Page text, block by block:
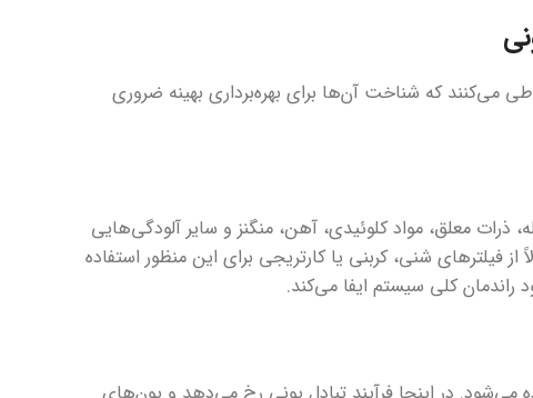
می‌کنند که شناخت آن‌ها برای بهره‌برداری بهینه ضروری
معلق، مواد کلوئیدی، آهن، منگنز و سایر آلودگی‌هایی
شنی، کربنی یا کارتریجی برای این منظور استفاده
کلی سیستم ایفا می‌کند.